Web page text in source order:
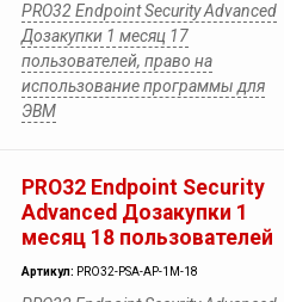
PRO32 Endpoint Security Advanced
Дозакупки 1 месяц 17
пользователей, право на
использование программы для
ЭВМ
PRO32 Endpoint Security
Advanced Дозакупки 1
месяц 18 пользователей
Артикул: PRO32-PSA-AP-1M-18